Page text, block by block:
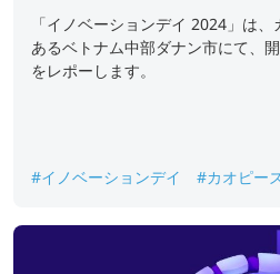
「イノベーションデイ 2024」は
あるベトナム中部ダナン市にて、
をレポーします
#イノベーションデイ #カオピー